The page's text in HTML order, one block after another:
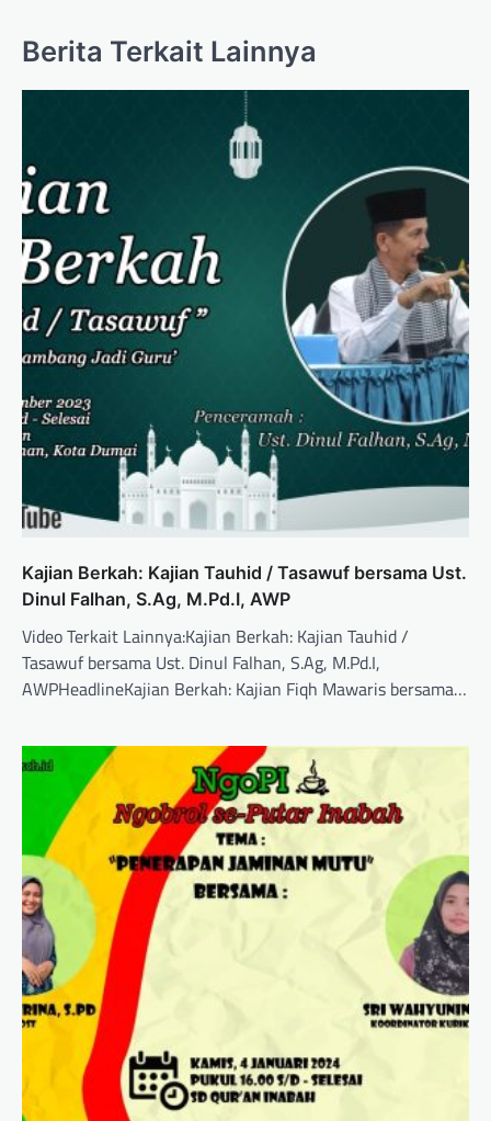
Berita Terkait Lainnya
Kajian Berkah: Kajian Tauhid / Tasawuf bersama Ust.
Dinul Falhan, S.Ag, M.Pd.I, AWP
Video Terkait Lainnya:Kajian Berkah: Kajian Tauhid /
Tasawuf bersama Ust. Dinul Falhan, S.Ag, M.Pd.I,
AWPHeadlineKajian Berkah: Kajian Fiqh Mawaris bersama…